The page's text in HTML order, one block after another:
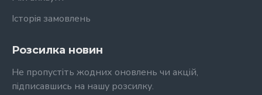
Історія замовлень
Розсилка новин
Не пропустіть жодних оновлень чи акцій,
підписавшись на нашу розсилку.